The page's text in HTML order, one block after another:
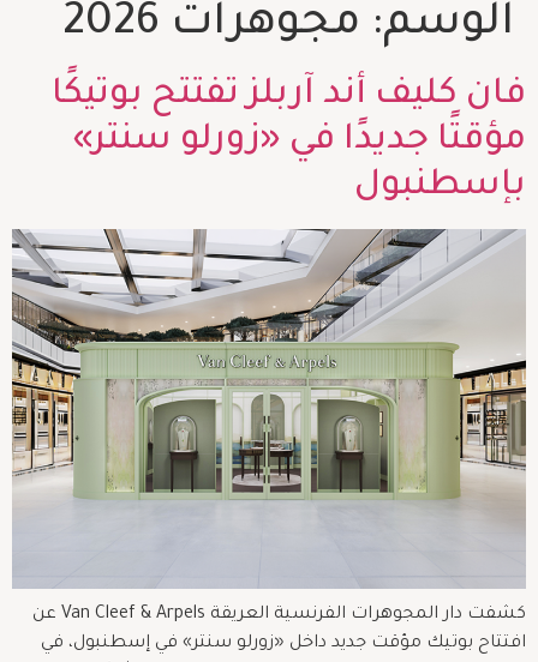
الوسم: مجوهرات 2026
فان كليف أند آربلز تفتتح بوتيكًا
مؤقتًا جديدًا في «زورلو سنتر»
بإسطنبول
كشفت دار المجوهرات الفرنسية العريقة Van Cleef & Arpels عن
افتتاح بوتيك مؤقت جديد داخل «زورلو سنتر» في إسطنبول، في